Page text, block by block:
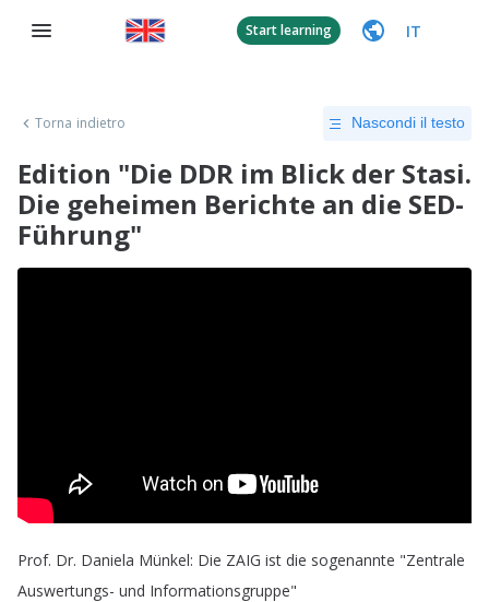
Start learning IT
Torna indietro Nascondi il testo
Edition "Die DDR im Blick der Stasi.
Die geheimen Berichte an die SED-
Führung"
Prof. Dr. Daniela Münkel: Die ZAIG ist die sogenannte "Zentrale
Auswertungs- und Informationsgruppe"